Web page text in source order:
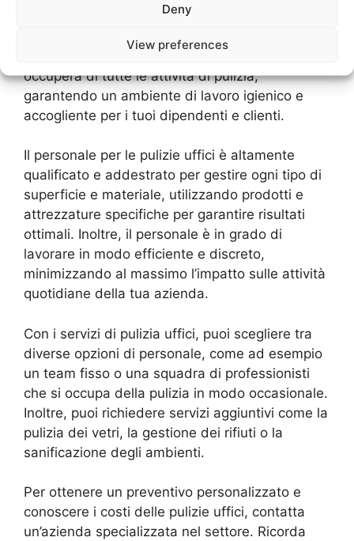
Deny
View preferences
Per mantenere i tuoi uffici puliti e in ordine, è
fondamentale avere un buon personale per le
pulizie. Questo team di professionisti si
occuperà di tutte le attività di pulizia,
garantendo un ambiente di lavoro igienico e
accogliente per i tuoi dipendenti e clienti.
Il personale per le pulizie uffici è altamente
qualificato e addestrato per gestire ogni tipo di
superficie e materiale, utilizzando prodotti e
attrezzature specifiche per garantire risultati
ottimali. Inoltre, il personale è in grado di
lavorare in modo efficiente e discreto,
minimizzando al massimo l’impatto sulle attività
quotidiane della tua azienda.
Con i servizi di pulizia uffici, puoi scegliere tra
diverse opzioni di personale, come ad esempio
un team fisso o una squadra di professionisti
che si occupa della pulizia in modo occasionale.
Inoltre, puoi richiedere servizi aggiuntivi come la
pulizia dei vetri, la gestione dei rifiuti o la
sanificazione degli ambienti.
Per ottenere un preventivo personalizzato e
conoscere i costi delle pulizie uffici, contatta
un’azienda specializzata nel settore. Ricorda